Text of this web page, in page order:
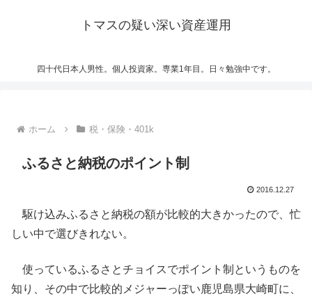
トマスの疑い深い資産運用
四十代日本人男性。個人投資家。専業1年目。日々勉強中です。
ホーム 税・保険・401k
ふるさと納税のポイント制
2016.12.27
駆け込みふるさと納税の額が比較的大きかったので、忙
しい中で選びきれない。
使っているふるさとチョイスでポイント制というものを
知り、その中で比較的メジャーっぽい鹿児島県大崎町に、